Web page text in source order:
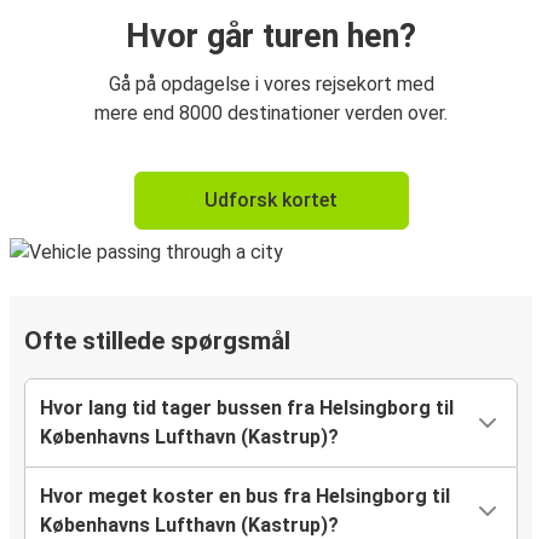
Hvor går turen hen?
Gå på opdagelse i vores rejsekort med
mere end 8000 destinationer verden over.
Udforsk kortet
Ofte stillede spørgsmål
Hvor lang tid tager bussen fra Helsingborg til
Københavns Lufthavn (Kastrup)?
Hvor meget koster en bus fra Helsingborg til
Københavns Lufthavn (Kastrup)?